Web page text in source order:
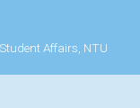
Affairs, NTU